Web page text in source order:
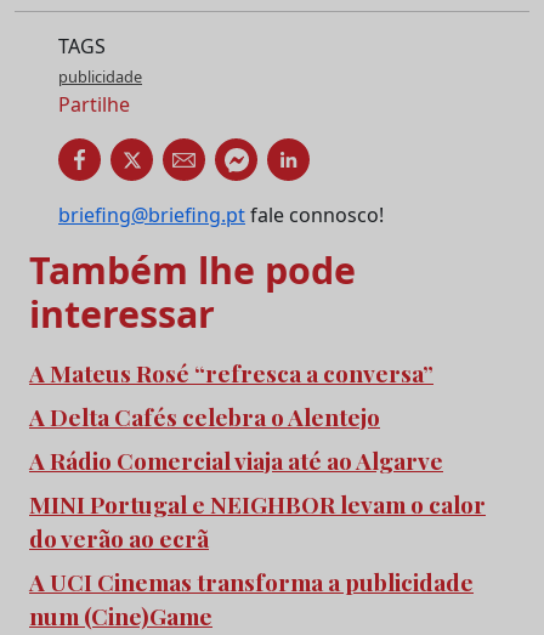
TAGS
publicidade
Partilhe
briefing@briefing.ptfale connosco!
Também lhe pode
interessar
A Mateus Rosé “refresca a conversa”
A Delta Cafés celebra o Alentejo
A Rádio Comercial viaja até ao Algarve
MINI Portugal e NEIGHBOR levam o calor
do verão ao ecrã
A UCI Cinemas transforma a publicidade
num (Cine)Game